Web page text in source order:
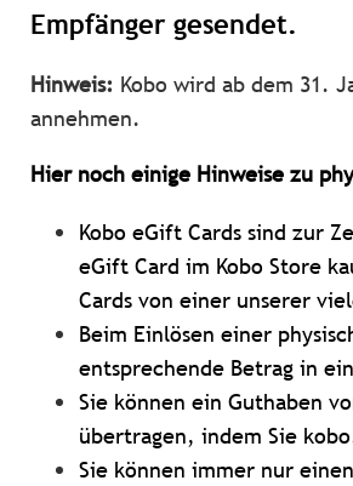
Empfänger gesendet.
Hinweis: Kobo wird ab dem 31.
annehmen.
Hier noch einige Hinweise zu
Kobo eGift Cards sind zur
eGift Card im Kobo Store
Cards von einer unserer
Beim Einlösen einer
entsprechende Betrag in
Sie können ein Guthaben
übertragen, indem Sie
Sie können immer nur